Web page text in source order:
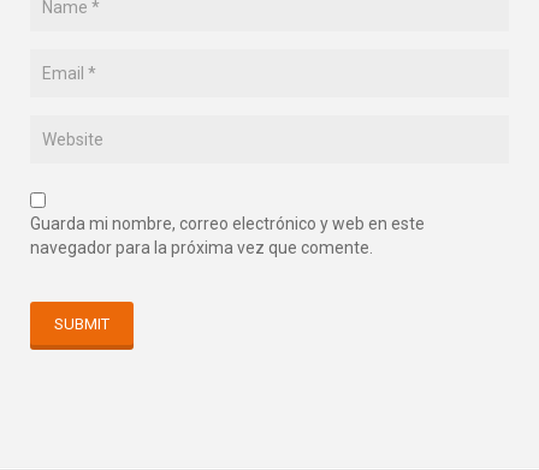
Guarda mi nombre, correo electrónico y web en este
navegador para la próxima vez que comente.